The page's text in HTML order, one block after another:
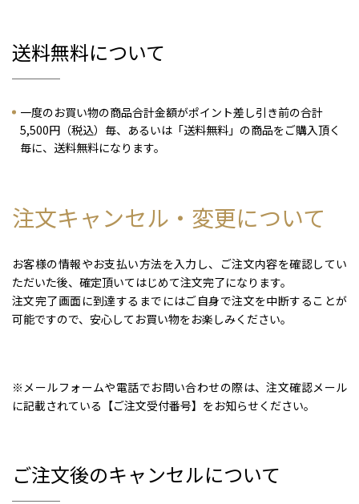
送料無料について
一度のお買い物の商品合計金額がポイント差し引き前の合計
5,500円（税込）毎、あるいは「送料無料」の商品をご購入頂く
毎に、送料無料になります。
注文キャンセル・変更について
お客様の情報やお支払い方法を入力し、ご注文内容を確認してい
ただいた後、確定頂いてはじめて注文完了になります。
注文完了画面に到達するまでにはご自身で注文を中断することが
可能ですので、安心してお買い物をお楽しみください。
※メールフォームや電話でお問い合わせの際は、注文確認メール
に記載されている【ご注文受付番号】をお知らせください。
ご注文後のキャンセルについて